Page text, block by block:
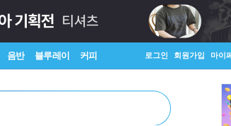
음반 블루레이 커피 로그인 회원가입 마이